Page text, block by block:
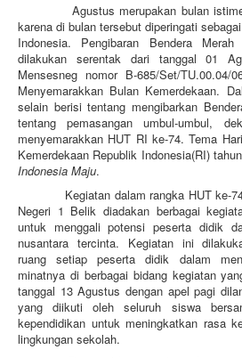
Agustus merupakan bulan
karena di bulan tersebut diperingati
Indonesia. Pengibaran Bendera
dilakukan serentak dari tanggal 01
Mensesneg nomor B-685/Set/TU.00.04/
Menyemarakkan Bulan Kemerdekaan.
selain berisi tentang mengibarkan
tentang pemasangan umbul-umbul,
menyemarakkan HUT RI ke-74. Tema
Kemerdekaan Republik Indonesia(RI)
Indonesia Maju.
Kegiatan dalam rangka HUT ke-74
Negeri 1 Belik diadakan berbagai
untuk menggali potensi peserta didik
nusantara tercinta. Kegiatan ini
ruang setiap peserta didik dalam
minatnya di berbagai bidang kegiatan
tanggal 13 Agustus dengan apel pagi
yang diikuti oleh seluruh siswa
kependidikan untuk meningkatkan rasa
lingkungan sekolah.